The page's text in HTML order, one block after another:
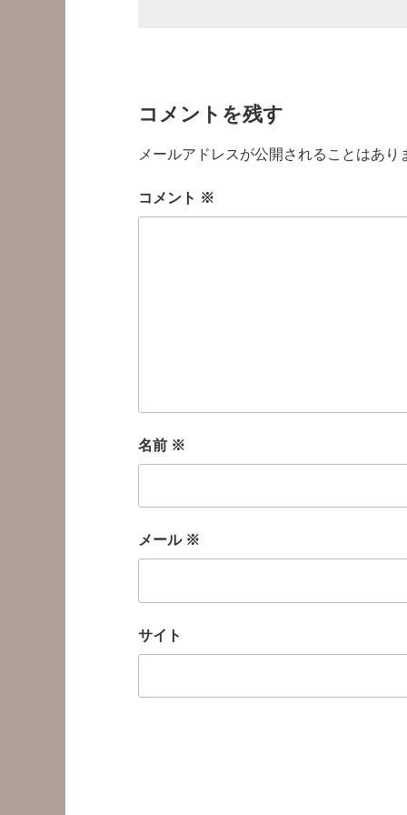
コメントを残す
メールアドレスが公開されることはあり
コメント ※
名前 ※
メール ※
サイト